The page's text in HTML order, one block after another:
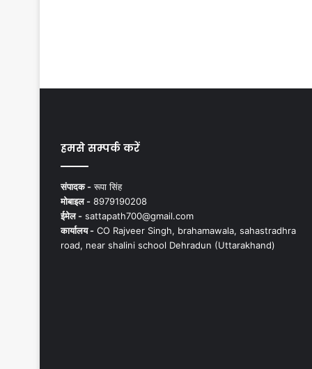
हमसे सम्पर्क करें
संपादक -रूपा सिंह
मोबाइल - 8979190208
ईमेल - sattapath700@gmail.com
कार्यालय - CO Rajveer Singh, brahamawala, sahastradhra
road, near shalini school Dehradun (Uttarakhand)